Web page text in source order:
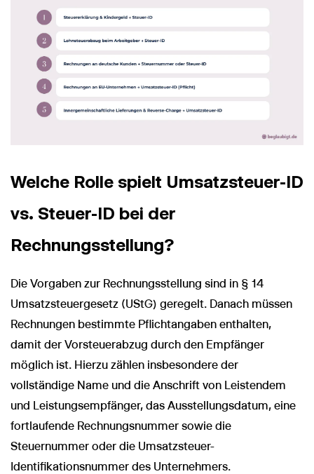
Welche Rolle spielt Umsatzsteuer-ID
vs. Steuer-ID bei der
Rechnungsstellung?
Die Vorgaben zur Rechnungsstellung sind in § 14
Umsatzsteuergesetz (UStG) geregelt. Danach müssen
Rechnungen bestimmte Pflichtangaben enthalten,
damit der Vorsteuerabzug durch den Empfänger
möglich ist. Hierzu zählen insbesondere der
vollständige Name und die Anschrift von Leistendem
und Leistungsempfänger, das Ausstellungsdatum, eine
fortlaufende Rechnungsnummer sowie die
Steuernummer oder die Umsatzsteuer-
Identifikationsnummer des Unternehmers.